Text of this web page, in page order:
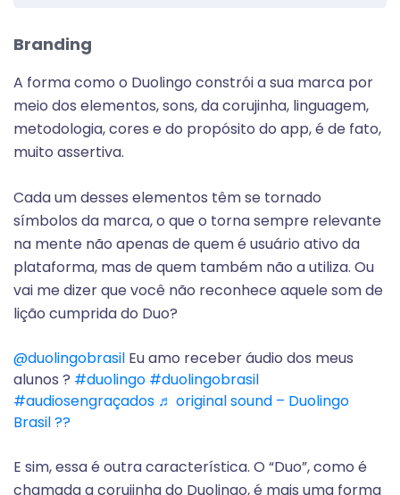
Branding
A forma como o Duolingo constrói a sua marca por
meio dos elementos, sons, da corujinha, linguagem,
metodologia, cores e do propósito do app, é de fato,
muito assertiva.
Cada um desses elementos têm se tornado
símbolos da marca, o que o torna sempre relevante
na mente não apenas de quem é usuário ativo da
plataforma, mas de quem também não a utiliza. Ou
vai me dizer que você não reconhece aquele som de
lição cumprida do Duo?
@duolingobrasil Eu amo receber áudio dos meus
alunos ? #duolingo #duolingobrasil
#audiosengraçados ♬ original sound – Duolingo
Brasil ??
E sim, essa é outra característica. O “Duo”, como é
chamada a corujinha do Duolingo, é mais uma forma